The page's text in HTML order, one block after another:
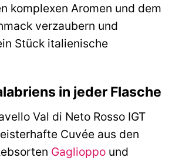
komplexen Aromen und dem
verzaubern und
Stück italienische
in jeder Flasche
Val di Neto Rosso IGT
Cuvée aus den
Gaglioppo und